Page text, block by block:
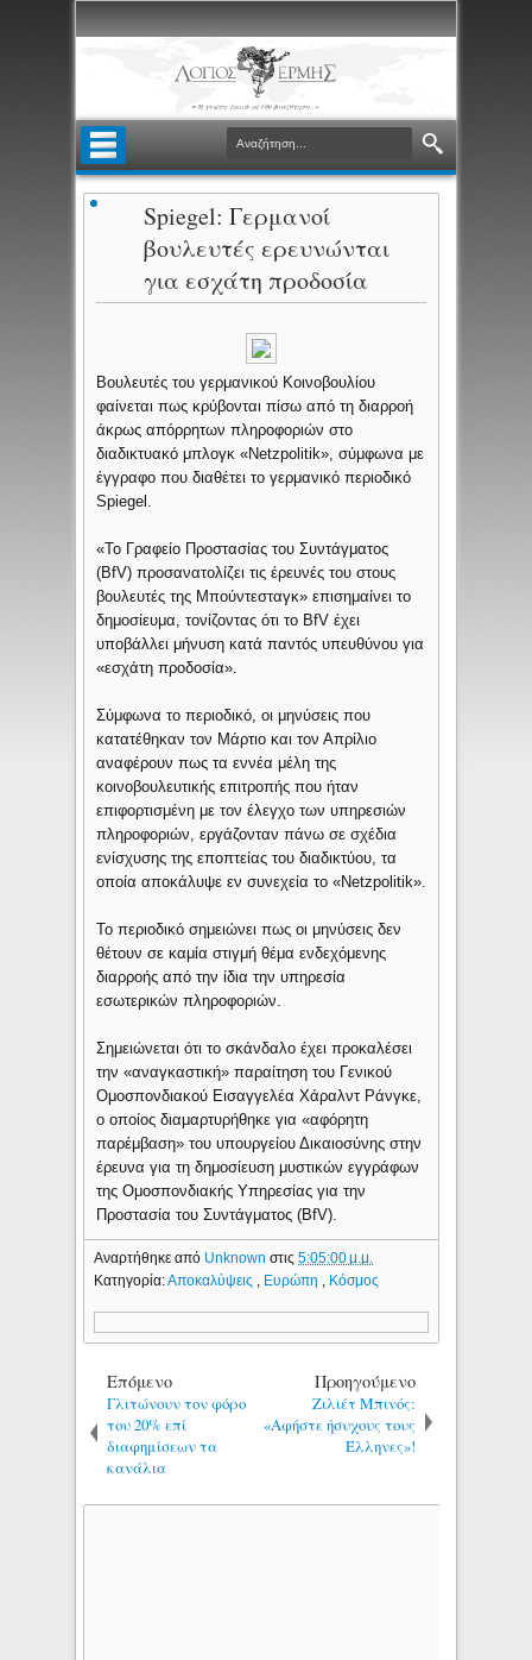
Spiegel: Γερμανοί
βουλευτές ερευνώνται
για εσχάτη προδοσία
Βουλευτές του γερμανικού Κοινοβουλίου
φαίνεται πως κρύβονται πίσω από τη διαρροή
άκρως απόρρητων πληροφοριών στο
διαδικτυακό μπλογκ «Netzpolitik», σύμφωνα με
έγγραφο που διαθέτει το γερμανικό περιοδικό
Spiegel.
«Το Γραφείο Προστασίας του Συντάγματος
(BfV) προσανατολίζει τις έρευνές του στους
βουλευτές της Μπούντεσταγκ» επισημαίνει το
δημοσίευμα, τονίζοντας ότι το BfV έχει
υποβάλλει μήνυση κατά παντός υπευθύνου για
«εσχάτη προδοσία».
Σύμφωνα το περιοδικό, οι μηνύσεις που
κατατέθηκαν τον Μάρτιο και τον Απρίλιο
αναφέρουν πως τα εννέα μέλη της
κοινοβουλευτικής επιτροπής που ήταν
επιφορτισμένη με τον έλεγχο των υπηρεσιών
πληροφοριών, εργάζονταν πάνω σε σχέδια
ενίσχυσης της εποπτείας του διαδικτύου, τα
οποία αποκάλυψε εν συνεχεία το «Netzpolitik».
Το περιοδικό σημειώνει πως οι μηνύσεις δεν
θέτουν σε καμία στιγμή θέμα ενδεχόμενης
διαρροής από την ίδια την υπηρεσία
εσωτερικών πληροφοριών.
Σημειώνεται ότι το σκάνδαλο έχει προκαλέσει
την «αναγκαστική» παραίτηση του Γενικού
Ομοσπονδιακού Εισαγγελέα Χάραλντ Ράνγκε,
ο οποίος διαμαρτυρήθηκε για «αφόρητη
παρέμβαση» του υπουργείου Δικαιοσύνης στην
έρευνα για τη δημοσίευση μυστικών εγγράφων
της Ομοσπονδιακής Υπηρεσίας για την
Προστασία του Συντάγματος (BfV).
Αναρτήθηκε από Unknownστις5:05:00 μ.μ.
Κατηγορία:Αποκαλύψεις Ευρώπη Κόσμος
Επόμενο
Γλιτώνουν τον φόρο
του 20% επί
διαφημίσεων τα
κανάλια
Προηγούμενο
Ζιλιέτ Μπινός:
«Αφήστε ήσυχους τους
Έλληνες»!